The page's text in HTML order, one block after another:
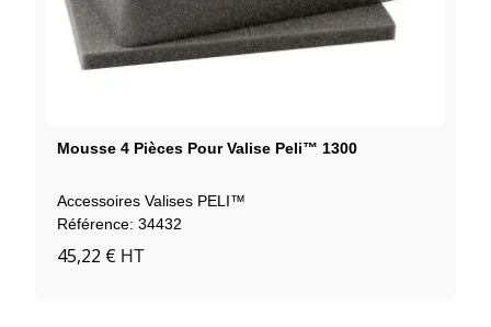
Mousse 4 Pièces Pour Valise Peli™ 1300
Accessoires Valises PELI™
Référence: 34432
45,22 € HT